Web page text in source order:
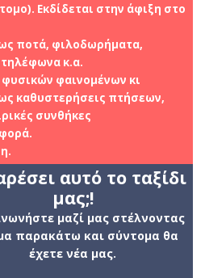
Εκδίδεται στην άφιξη στο
ποτά, φιλοδωρήματα,
κ.α.
φαινομένων κι
καθυστερήσεις πτήσεων,
συνθήκες
αυτό το ταξίδι
μας;!
μαζί μας στέλνοντας
παρακάτω και σύντομα θα
έχετε νέα μας.